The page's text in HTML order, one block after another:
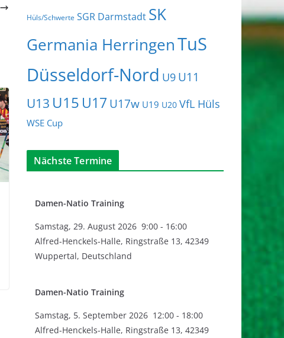
Hüls/Schwerte SGR Darmstadt SK
Germania HerringenTuS
Düsseldorf-Nord U9 U11
U13 U15 U17 U17w U19 U20 VfL Hüls
WSE Cup
Nächste Termine
Damen-Natio Training
Samstag, 29. August 2026 9:00 - 16:00
Alfred-Henckels-Halle, Ringstraße 13, 42349
Wuppertal, Deutschland
Damen-Natio Training
Samstag, 5. September 2026 12:00 - 18:00
Alfred-Henckels-Halle, Ringstraße 13, 42349